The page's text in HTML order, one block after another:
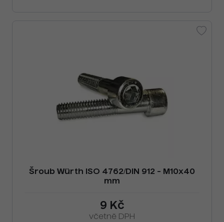
Šroub Würth ISO 4762/DIN 912 - M10x40
mm
9 Kč
včetně DPH